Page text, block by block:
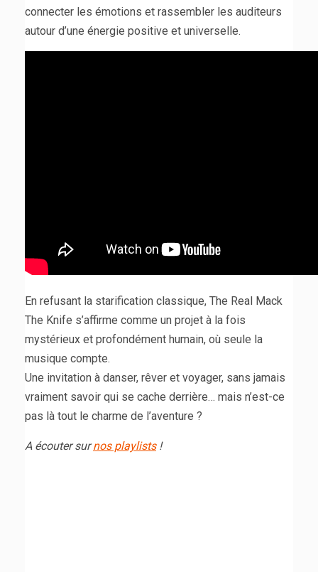
connecter les émotions et rassembler les auditeurs
autour d’une énergie positive et universelle.
En refusant la starification classique, The Real Mack
The Knife s’affirme comme un projet à la fois
mystérieux et profondément humain, où seule la
musique compte.
Une invitation à danser, rêver et voyager, sans jamais
vraiment savoir qui se cache derrière… mais n’est-ce
pas là tout le charme de l’aventure ?
A écouter surnos playlists!